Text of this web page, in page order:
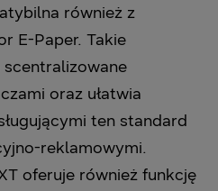
również z
E-Paper. Takie
oraz ułatwia
ten standard
reklamowymi.
oferuje również funkcję